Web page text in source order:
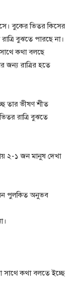
বুকের ভিতর কিসের
বুঝতে পারছে না।
কথা বলছে
জন্য রাত্রির হতে
তার ভীষণ শীত
রাত্রি বুঝতে
২-১ জন মানুষ দেখা
পুলকিত অনুভব
সাথে কথা বলতে ইচ্ছে